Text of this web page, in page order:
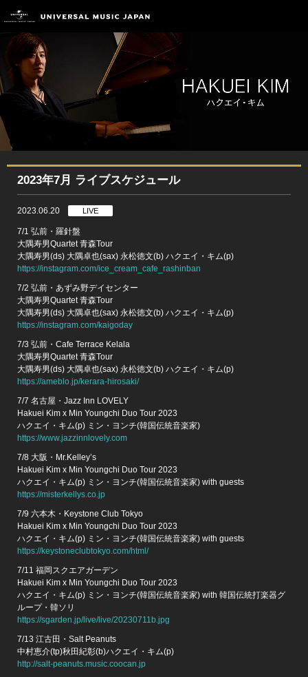
2023年7月 ライブスケジュール
2023.06.20 LIVE
7/1 弘前・羅針盤
大隅寿男Quartet 青森Tour
大隅寿男(ds) 大隅卓也(sax) 永松徳文(b) ハクエイ・キム(p)
https://instagram.com/ice_cream_cafe_rashinban
7/2 弘前・あずみ野デイセンター
大隅寿男Quartet 青森Tour
大隅寿男(ds) 大隅卓也(sax) 永松徳文(b) ハクエイ・キム(p)
https://instagram.com/kaigoday
7/3 弘前・Cafe Terrace Kelala
大隅寿男Quartet 青森Tour
大隅寿男(ds) 大隅卓也(sax) 永松徳文(b) ハクエイ・キム(p)
https://ameblo.jp/kerara-hirosaki/
7/7 名古屋・Jazz Inn LOVELY
Hakuei Kim x Min Youngchi Duo Tour 2023
ハクエイ・キム(p) ミン・ヨンチ(韓国伝統音楽家)
https://www.jazzinnlovely.com
7/8 大阪・Mr.Kelley’s
Hakuei Kim x Min Youngchi Duo Tour 2023
ハクエイ・キム(p) ミン・ヨンチ(韓国伝統音楽家) with guests
https://misterkellys.co.jp
7/9 六本木・Keystone Club Tokyo
Hakuei Kim x Min Youngchi Duo Tour 2023
ハクエイ・キム(p) ミン・ヨンチ(韓国伝統音楽家) with guests
https://keystoneclubtokyo.com/html/
7/11 福岡スクエアガーデン
Hakuei Kim x Min Youngchi Duo Tour 2023
ハクエイ・キム(p) ミン・ヨンチ(韓国伝統音楽家) with 韓国伝統打楽器グ
ループ・韓ソリ
https://sgarden.jp/live/live/20230711b.jpg
7/13 江古田・Salt Peanuts
中村恵介(tp)秋田紀彰(b)ハクエイ・キム(p)
http://salt-peanuts.music.coocan.jp